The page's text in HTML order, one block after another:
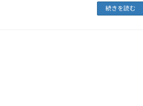
続きを読む